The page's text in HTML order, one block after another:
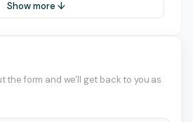
Show more ↓
the form and we'll get back to you as